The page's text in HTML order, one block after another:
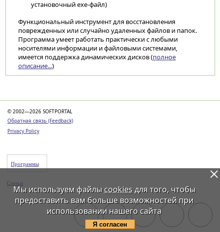
установочный exe-файл)
Функциональный инструмент для восстановления
поврежденных или случайно удаленных файлов и папок.
Программа умеет работать практически с любыми
носителями информации и файловыми системами,
имеется поддержка динамических дисков (полное
описание...)
© 2002—2026 SOFTPORTAL
Обратная связь (Feedback)
Privacy Policy
Программы
Статьи
Мы используем файлы cookiesдля того, чтобы
предоставить вам больше возможностей при
использовании нашего сайта